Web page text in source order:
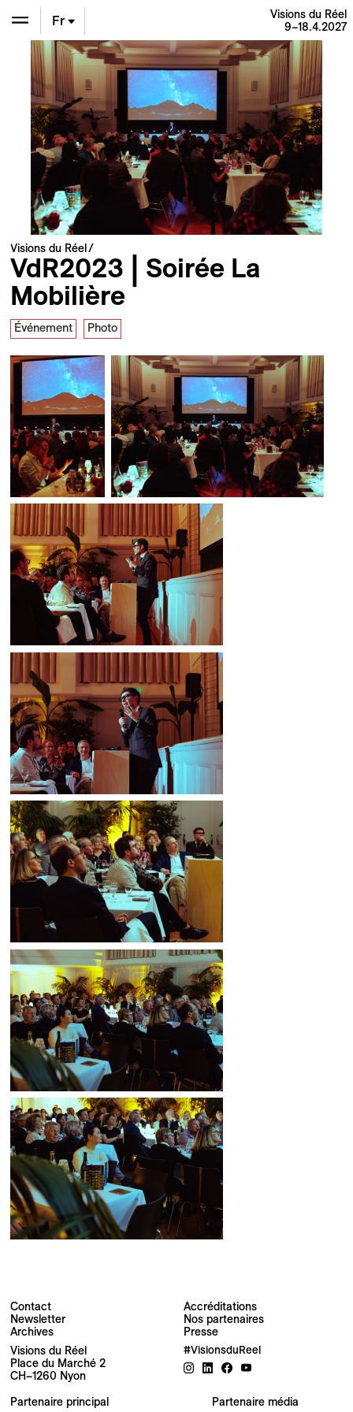
En
De
Fr
Visions du Réel
9–18.4.2027
Visions du Réel
VdR2023 | Soirée La
Mobilière
Événement Photo
Contact
Newsletter
Archives
Accréditations
Nos partenaires
Presse
Visions du Réel
Place du Marché 2
CH–1260 Nyon
#VisionsduReel
Partenaire principal Partenaire média
Newsletter
Votre adresse e-mail